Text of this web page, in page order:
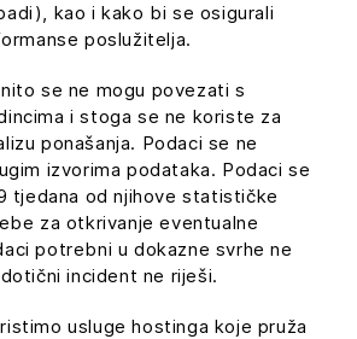
kao i kako bi se osigurali
poslužitelja.
se ne mogu povezati s
i stoga se ne koriste za
ponašanja. Podaci se ne
izvorima podataka. Podaci se
tjedana od njihove statističke
za otkrivanje eventualne
potrebni u dokazne svrhe ne
incident ne riješi.
usluge hostinga koje pruža